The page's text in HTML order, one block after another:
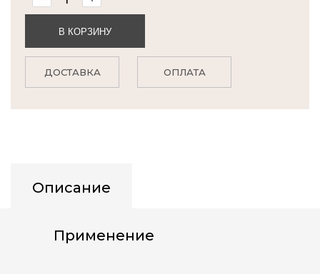
В КОРЗИНУ
ДОСТАВКА ОПЛАТА
Описание
Применение